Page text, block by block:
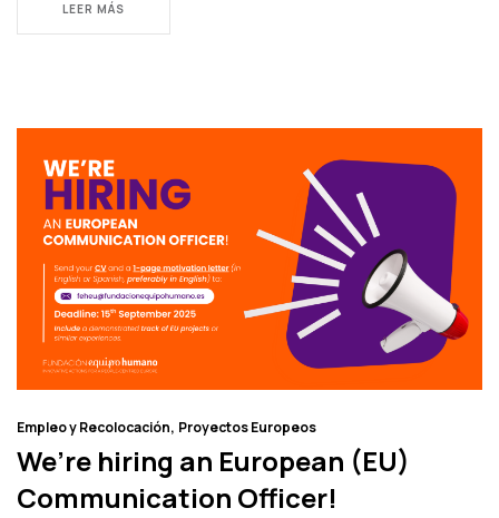
LEER MÁS
Empleo y Recolocación Proyectos Europeos
We’re hiring an European (EU)
Communication Officer!